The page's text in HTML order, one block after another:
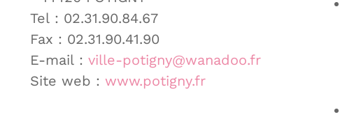
Tel : 02.31.90.84.67
Fax : 02.31.90.41.90
E-mail : ville-potigny@wanadoo.fr
Site web : www.potigny.fr